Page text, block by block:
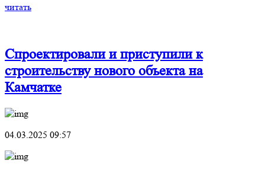
читать
Спроектировали и приступили к
строительству нового объекта на
Камчатке
04.03.2025 09:57